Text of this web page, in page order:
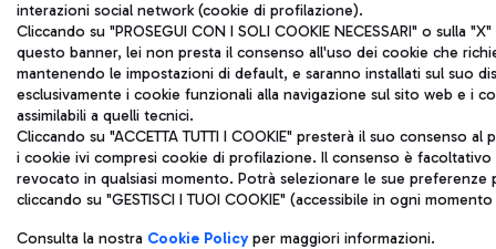
interazioni social network (cookie di profilazione).
Cliccando su "PROSEGUI CON I SOLI COOKIE NECESSARI" o sulla
questo banner, lei non presta il consenso all'uso dei cookie che
mantenendo le impostazioni di default, e saranno installati sul suo
esclusivamente i cookie funzionali alla navigazione sul sito web e i
assimilabili a quelli tecnici.
Cliccando su "ACCETTA TUTTI I COOKIE" presterà il suo consenso
i cookie ivi compresi cookie di profilazione. Il consenso è facoltativo
revocato in qualsiasi momento. Potrà selezionare le sue preferenze
cliccando su "GESTISCI I TUOI COOKIE" (accessibile in ogni
Consulta la nostra Cookie Policyper maggiori informazioni.